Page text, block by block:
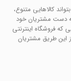
کالاهایی متنوع،
دست مشتریان خود
که فروشگاه اینترنتی
این طریق مشتریان